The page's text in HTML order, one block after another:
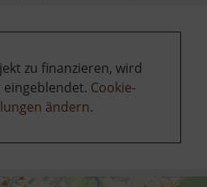
zu finanzieren, wird
Cookie-
ändern.